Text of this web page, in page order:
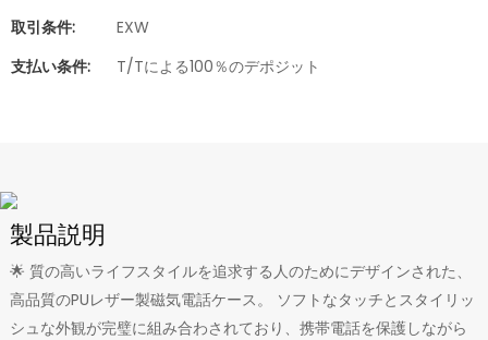
取引条件:
EXW
支払い条件:
T/Tによる100％のデポジット
製品説明
🌟 質の高いライフスタイルを追求する人のためにデザインされた、
高品質のPUレザー製磁気電話ケース。 ソフトなタッチとスタイリッ
シュな外観が完璧に組み合わされており、携帯電話を保護しながら